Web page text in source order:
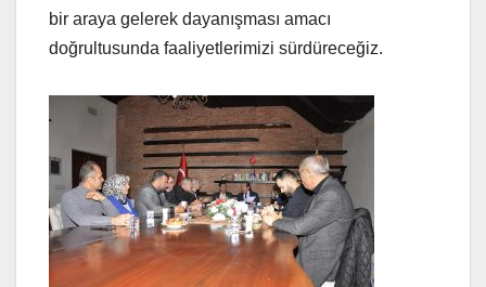
bir araya gelerek dayanışması amacı
doğrultusunda faaliyetlerimizi sürdüreceğiz.